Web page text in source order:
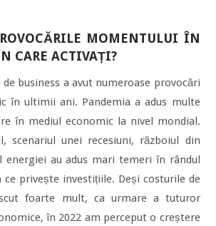
MOMENTULUI ÎN
CARE ACTIVAȚI?
business a avut numeroase provocări
în ultimii ani. Pandemia a adus multe
în mediul economic la nivel mondial.
scenariul unei recesiuni, războiul din
energiei au adus mari temeri în rândul
ce privește investițiile. Deși costurile de
foarte mult, ca urmare a tuturor
în 2022 am perceput o creștere